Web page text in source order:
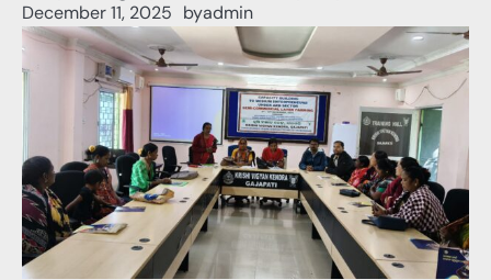
December 11, 2025 byadmin